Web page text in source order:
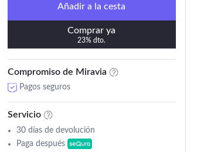
Añadir a la cesta
Comprar ya
23% dto.
Compromiso de Miravia
Pagos seguros
Servicio
30 días de devolución
Paga después